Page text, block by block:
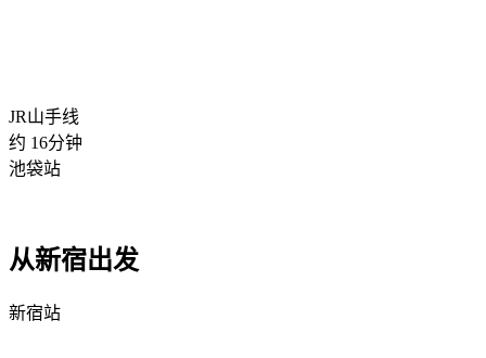
JR山手线
约 16分钟
池袋站
从新宿出发
新宿站